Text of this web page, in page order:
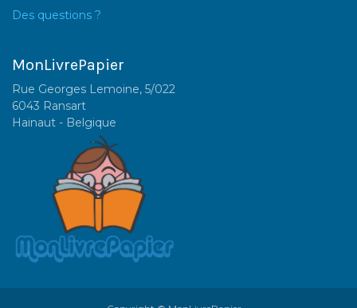
Des questions ?
MonLivrePapier
Rue Georges Lemoine, 5/022
6043 Ransart
Hainaut - Belgique